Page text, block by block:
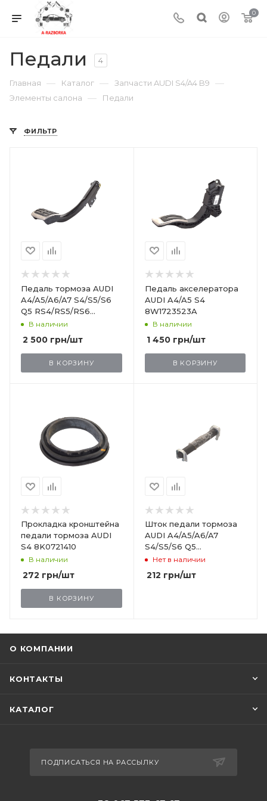
0
Педали 4
Главная — Каталог — Запчасти AUDI S4/A4 B9 —
Элементы салона — Педали
ФИЛЬТР
Педаль тормоза AUDI
A4/A5/A6/A7 S4/S5/S6
Q5 RS4/RS5/RS6
8W1723140C
В наличии
2 500 грн/шт
В КОРЗИНУ
Педаль акселератора
AUDI A4/A5 S4
8W1723523A
В наличии
1 450грн/шт
В КОРЗИНУ
Прокладка кронштейна
педали тормоза AUDI
S4 8K0721410
В наличии
272 грн/шт
В КОРЗИНУ
Шток педали тормоза
AUDI A4/A5/A6/A7
S4/S5/S6 Q5
RS4/RS5/RS6
8D1723309A
Нет в наличии
212 грн/шт
О КОМПАНИИ
КОНТАКТЫ
КАТАЛОГ
ПОДПИСАТЬСЯ НА РАССЫЛКУ